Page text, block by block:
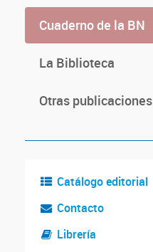
Cuaderno de la BN
La Biblioteca
Otras publicaciones
Catálogo editorial
Contacto
Librería